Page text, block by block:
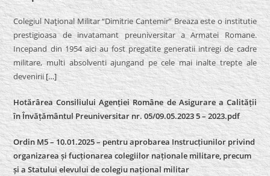
Colegiul Naţional Militar “Dimitrie Cantemir” Breaza este o institutie
prestigioasa de invatamant preuniversitar a Armatei Romane.
Incepand din 1954 aici au fost pregatite generatii intregi de cadre
militare, multi absolventi ajungand pe cele mai inalte trepte ale
devenirii […]
Hotărârea Consiliului Agenției Române de Asigurare a Calității
în Învățământul Preuniversitar nr. 05/09.05.2023 5 – 2023.pdf
Ordin M5 – 10.01.2025 – pentru aprobarea Instrucțiunilor privind
organizarea și fucționarea colegiilor naționale militare, precum
și a Statului elevului de colegiu național militar